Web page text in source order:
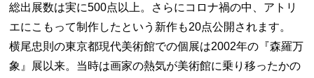
総出展数は実に500点以上。さらにコロナ禍の中、アトリ
エにこもって制作したという新作も20点公開されます。
横尾忠則の東京都現代美術館での個展は2002年の『森羅万
象』展以来。当時は画家の熱気が美術館に乗り移ったかの